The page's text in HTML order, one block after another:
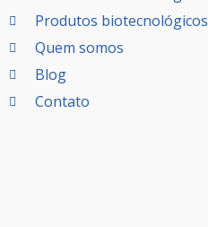
Produtos
Quem somos
Blog
Contato